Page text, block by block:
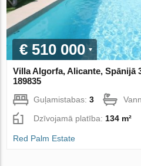
€ 510 000
Villa Algorfa, Alicante, Spānijā
189835
Guļamistabas:3
Dzīvojamā platība: 134 m²
Red Palm Estate